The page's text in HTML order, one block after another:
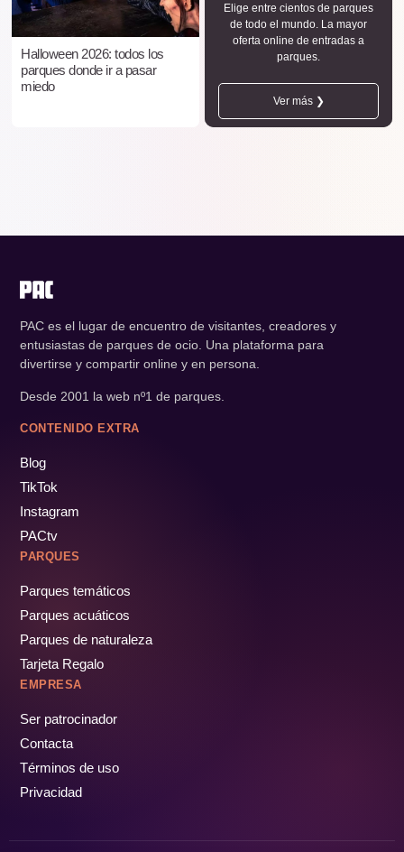
Halloween 2026: todos los
parques donde ir a pasar
miedo
Elige entre cientos de parques
de todo el mundo. La mayor
oferta online de entradas a
parques.
Ver más ❯
PAC es el lugar de encuentro de visitantes, creadores y
entusiastas de parques de ocio. Una plataforma para
divertirse y compartir online y en persona.
Desde 2001 la web nº1 de parques.
CONTENIDO EXTRA
Blog
TikTok
Instagram
PACtv
PARQUES
Parques temáticos
Parques acuáticos
Parques de naturaleza
Tarjeta Regalo
EMPRESA
Ser patrocinador
Contacta
Términos de uso
Privacidad